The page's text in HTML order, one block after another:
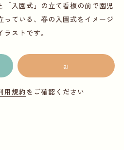
「入園式」の立て看板の前で園児
っている、春の入園式をイメージ
ラストです。
ai
用規約をご確認ください